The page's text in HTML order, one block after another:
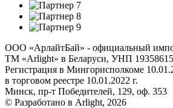
ООО «АрлайтБай» - официальный
ТМ «Arlight» в Беларуси, УНП
Регистрация в Мингорисполкоме
в торговом реестре 10.01.2022 г.
Минск, пр-т Победителей, 129, оф. 353
© Разработано в Arlight, 2026